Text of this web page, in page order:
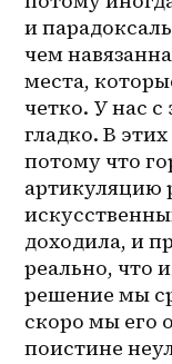
и
чем
места,
четко. У нас с
гладко. В
потому что
артикуляцию
доходила, и
реально, что
решение мы
скоро мы его
поистине